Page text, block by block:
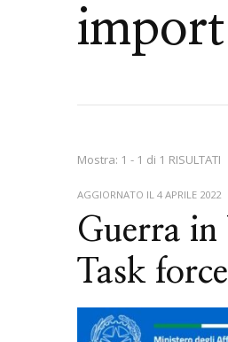
Mostra: 1 - 1 di 1 RISULTATI
AGGIORNATO IL4 APRILE 2022
Guerra
Task